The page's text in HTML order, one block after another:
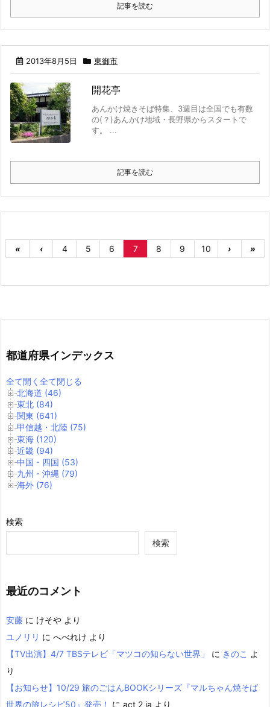
記事を読む
2013年8月5日 東御市
開花亭
あんかけ焼きそば特集、3週目は全国でも有数
の(？)あんかけ地域・長野県からスタートで
す。 ...
記事を読む
« ‹ 4 5 6 7 8 9 10 › »
都道府県インデックス
全て開く 全て閉じる
北海道 (46)
東北 (84)
関東 (641)
甲信越・北陸 (75)
東海 (120)
近畿 (94)
中国・四国 (53)
九州・沖縄 (79)
海外 (76)
検索
検索
最近のコメント
安藤 に けそや より
ユノリリ に へべれけ より
【TV出演】4/7 TBSテレビ「マツコの知らない世界」
に きのこ よ
り
【お知らせ】10/29 旅のごはんBOOKシリーズ『マルちゃん焼そば
世界の旅レシピ50』発売！
に act 2 ia より